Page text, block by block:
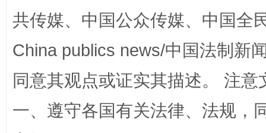
共传媒、中国公众传媒、中国全
China publics news/中国法制新
同意其观点或证实其描述。 注
一、遵守各国有关法律、法规，